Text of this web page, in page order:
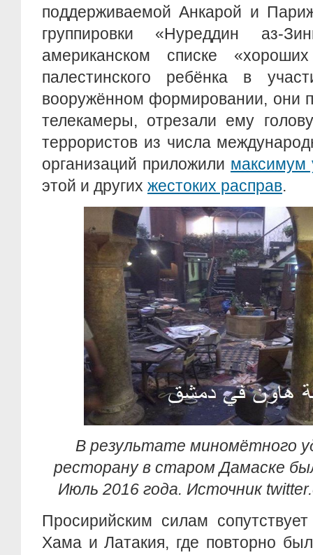
поддерживаемой Анкарой и
группировки «Нуреддин аз-
американском списке
палестинского ребёнка в
вооружённом формировании, они
телекамеры, отрезали ему
террористов из числа
организаций приложили максимум
этой и других жестоких расправ.
В результате миномётного
ресторану в старом Дамаске
Июль 2016 года. Источник
Просирийским силам
Хама и Латакия, где повторно